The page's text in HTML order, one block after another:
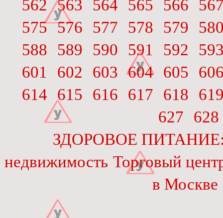
562 563 564 565 566
575 576 577 578 579
588
589 590 591 592
601
602 603 604 605
614
615 616 617 618
627
628
ЗДОРОВОЕ ПИТАНИЕ:
недвижимость Торговый
в Москве